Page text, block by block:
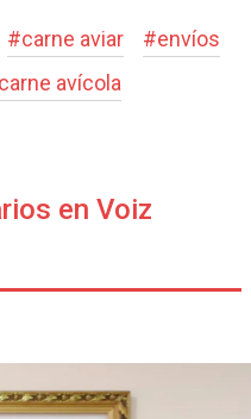
#carne aviar #envíos
carne avícola
en Voiz